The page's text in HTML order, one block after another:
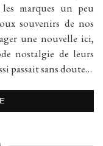
marques un peu
souvenirs de nos
une nouvelle ici,
nostalgie de leurs
passait sans doute…